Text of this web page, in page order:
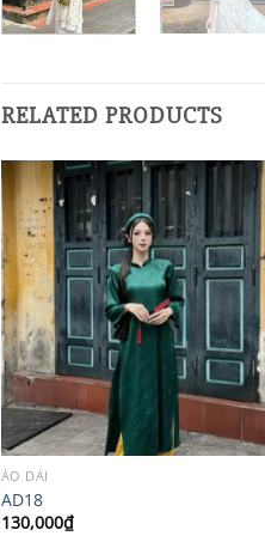
RELATED PRODUCTS
ÁO DÀI
AD18
130,000₫